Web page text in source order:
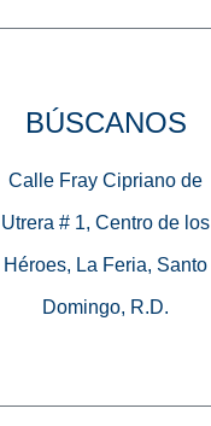
BÚSCANOS
Calle Fray Cipriano de
Utrera # 1, Centro de los
Héroes, La Feria, Santo
Domingo, R.D.